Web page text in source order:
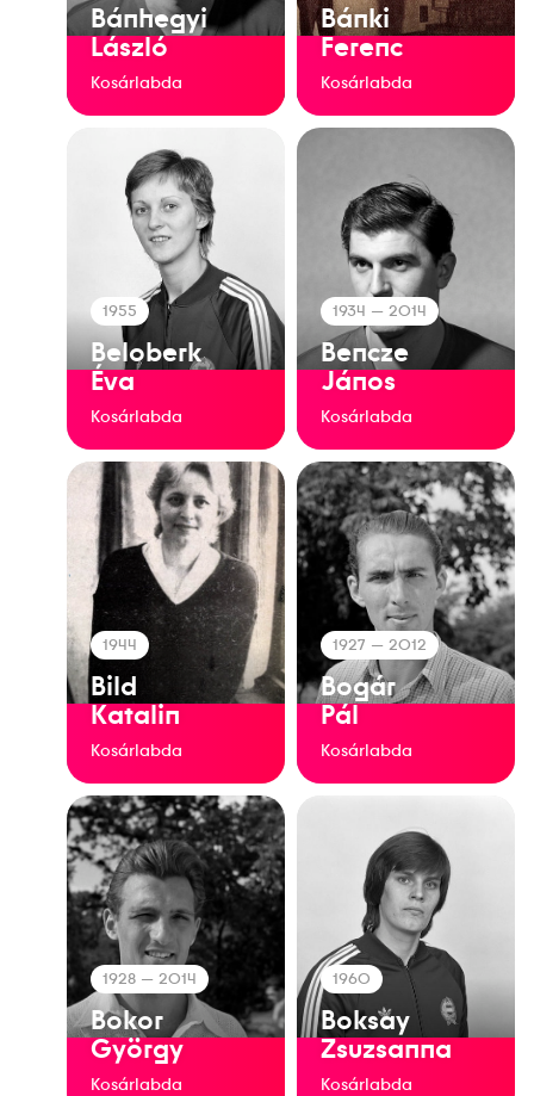
Bánhegyi
László
Kosárlabda
Bánki
Ferenc
Kosárlabda
1955
Beloberk
Éva
Kosárlabda
1934 — 2014
Bencze
János
Kosárlabda
1944
Bild
Katalin
Kosárlabda
1927 — 2012
Bogár
Pál
Kosárlabda
1928 — 2014
Bokor
György
Kosárlabda
1960
Boksay
Zsuzsanna
Kosárlabda